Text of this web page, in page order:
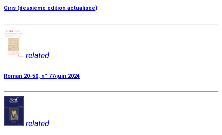
Ciris (deuxième édition actualisée)
related
Roman 20-50, n° 77/juin 2024
related